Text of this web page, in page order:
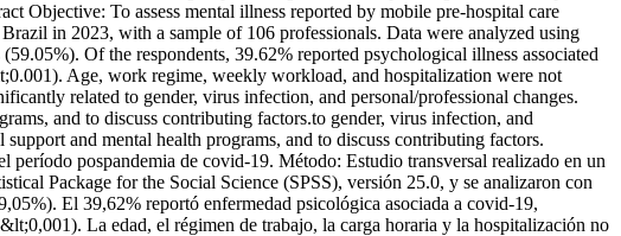
Objective: To assess mental illness reported by mobile pre-hospital care
in 2023, with a sample of 106 professionals. Data were analyzed using
Of the respondents, 39.62% reported psychological illness associated
Age, work regime, weekly workload, and hospitalization were not
related to gender, virus infection, and personal/professional changes.
and to discuss contributing factors.to gender, virus infection, and
and mental health programs, and to discuss contributing factors.
período pospandemia de covid-19. Método: Estudio transversal realizado en un
Package for the Social Science (SPSS), versión 25.0, y se analizaron con
El 39,62% reportó enfermedad psicológica asociada a covid-19,
La edad, el régimen de trabajo, la carga horaria y la hospitalización no